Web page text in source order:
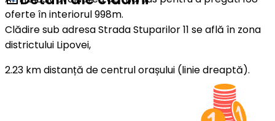
oferte în interiorul 998m.
Clădire sub adresa Strada Stuparilor 11 se află în zona
districtului Lipovei,
2.23 km distanță de centrul orașului (linie dreaptă).